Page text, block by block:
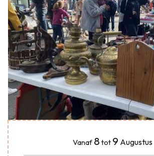
Vanaf 8 tot 9 Augustus